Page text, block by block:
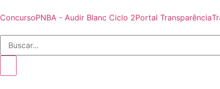
ConcursoPNBA - Audir Blanc Ciclo 2Portal Transparência